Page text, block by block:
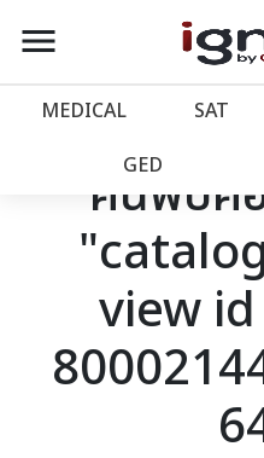
account_balance หน้าแรก
เว็บไซต์อิกไนท์
โปรโมชั่น
วางแผนการเรียน
account_circle เข้าสู่ระบบ
menu
MEDICAL SAT
GED
ค้นพบค
view